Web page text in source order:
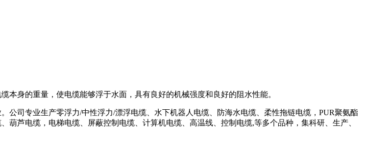
身的重量，使电缆能够浮于水面，具有良好的机械强度和良好的阻水性能。
公司专业生产零浮力/中性浮力/漂浮电缆、水下机器人电缆、防海水电缆、柔性拖链电缆，PUR聚氨酯
芦电缆，电梯电缆、屏蔽控制电缆、计算机电缆、高温线、控制电缆,等多个品种，集科研、生产、